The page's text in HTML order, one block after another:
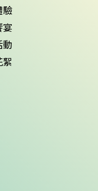
驗
宴
動
絮